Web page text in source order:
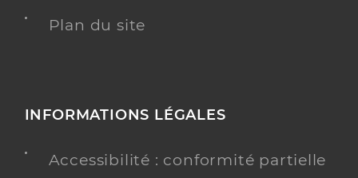
Plan du site
INFORMATIONS LÉGALES
Accessibilité : conformité partielle